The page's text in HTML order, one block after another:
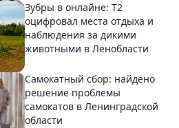
Зубры в онлайне: Т2
оцифровал места отдыха и
наблюдения за дикими
животными в Ленобласти
Самокатный сбор: найдено
решение проблемы
самокатов в Ленинградской
области